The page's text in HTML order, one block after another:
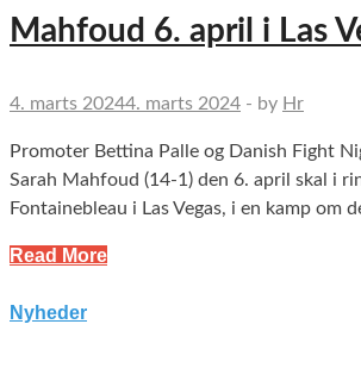
Mahfoud 6. april i Las
4. marts 20244. marts 2024 - by Hr
Promoter Bettina Palle og Danish Fight
Sarah Mahfoud (14-1) den 6. april skal i
Fontainebleau i Las Vegas, i en kamp om
Read More
Nyheder